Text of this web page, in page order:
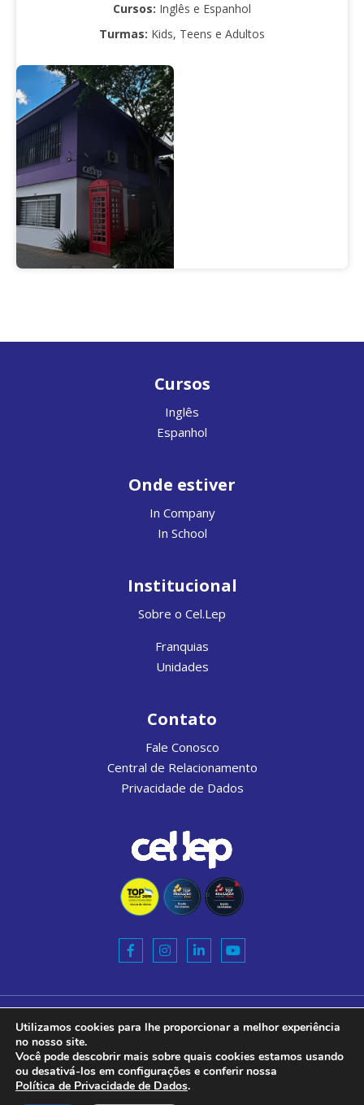
Cursos: Inglês e Espanhol
Turmas: Kids, Teens e Adultos
Cursos
Inglês
Espanhol
Onde estiver
In Company
In School
Institucional
Sobre o Cel.Lep
Franquias
Unidades
Contato
Fale Conosco
Central de Relacionamento
Privacidade de Dados
CEL-LEP ENSINO DE IDIOMAS S.A.
CNPJ:
10.772.420/0001-40
Utilizamos cookies para lhe proporcionar a melhor experiência
no nosso site.
Você pode descobrir mais sobre quais cookies estamos usando
ou desativá-los em configurações e conferir nossa
Política de Privacidade de Dados.